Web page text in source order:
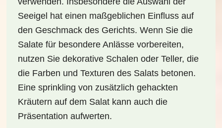
Seeigel hat einen maßgeblichen Einfluss auf
den Geschmack des Gerichts. Wenn Sie die
Salate für besondere Anlässe vorbereiten,
nutzen Sie dekorative Schalen oder Teller, die
die Farben und Texturen des Salats betonen.
Eine sprinkling von zusätzlich gehackten
Kräutern auf dem Salat kann auch die
Präsentation aufwerten.